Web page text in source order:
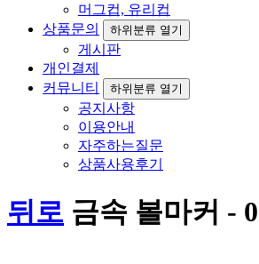
머그컵, 유리컵
상품문의
하위분류 열기
게시판
개인결제
커뮤니티
하위분류 열기
공지사항
이용안내
자주하는질문
상품사용후기
뒤로 금속 볼마커 -